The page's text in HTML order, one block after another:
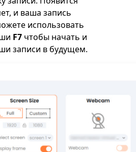
и ваша запись
использовать
F7 чтобы начать и
записи в будущем.